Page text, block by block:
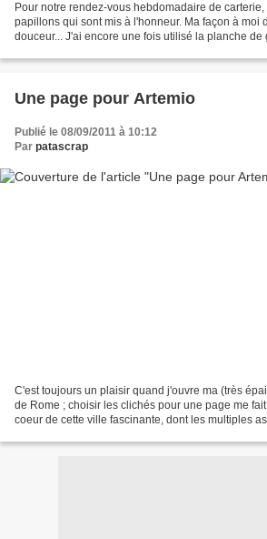
Pour notre rendez-vous hebdomadaire de
papillons qui sont mis à l'honneur. Ma façon à moi
douceur... J'ai encore une fois utilisé la planche de
Une page pour Artemio
Publié le 08/09/2011 à 10:12
Par patascrap
C'est toujours un plaisir quand j'ouvre ma (très
de Rome ; choisir les clichés pour une page me
coeur de cette ville fascinante, dont les multiples